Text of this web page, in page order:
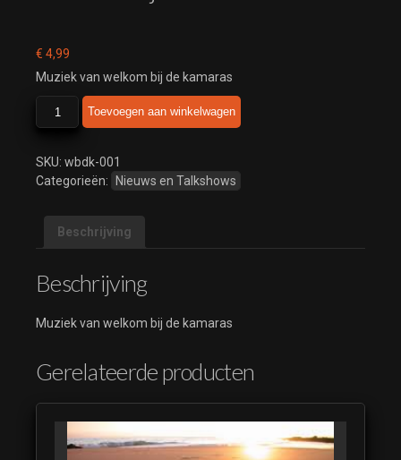
€ 4,99
Muziek van welkom bij de kamaras
bij
kamaras
aantal
Toevoegen aan winkelwagen
SKU: wbdk-001
Categorieën:
Nieuws en Talkshows
Beschrijving
Beschrijving
Muziek van welkom bij de kamaras
Gerelateerde producten